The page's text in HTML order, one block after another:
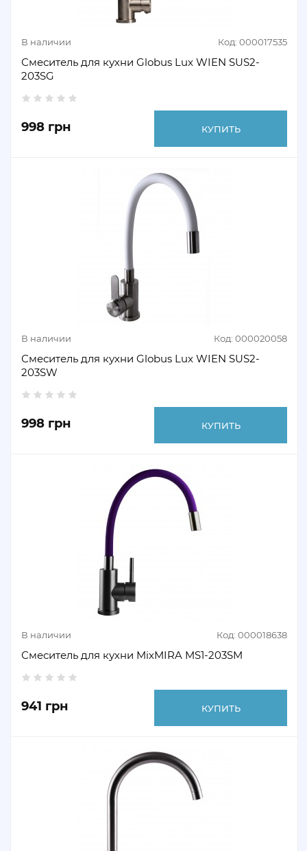
В наличии Код: 000017535
Смеситель для кухни Globus Lux WIEN SUS2-
203SG
998 грн КУПИТЬ
В наличии Код: 000020058
Смеситель для кухни Globus Lux WIEN SUS2-
203SW
998 грн КУПИТЬ
В наличии Код: 000018638
Смеситель для кухни MixMIRA MS1-203SM
941 грн КУПИТЬ